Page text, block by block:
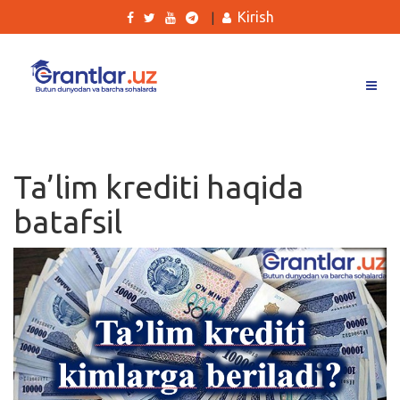
Ishlar
Kurslar
Blog
Yana
Qidirish
Kirish
Ta’lim krediti haqida
batafsil